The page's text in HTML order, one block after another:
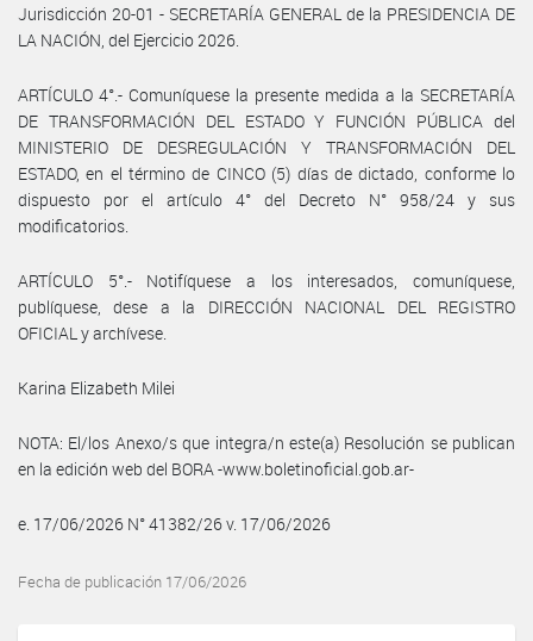
Jurisdicción 20-01 - SECRETARÍA GENERAL de la PRESIDENCIA DE
LA NACIÓN, del Ejercicio 2026.
ARTÍCULO 4°.- Comuníquese la presente medida a la SECRETARÍA
DE TRANSFORMACIÓN DEL ESTADO Y FUNCIÓN PÚBLICA del
MINISTERIO DE DESREGULACIÓN Y TRANSFORMACIÓN DEL
ESTADO, en el término de CINCO (5) días de dictado, conforme lo
dispuesto por el artículo 4° del Decreto N° 958/24 y sus
modificatorios.
ARTÍCULO 5°.- Notifíquese a los interesados, comuníquese,
publíquese, dese a la DIRECCIÓN NACIONAL DEL REGISTRO
OFICIAL y archívese.
Karina Elizabeth Milei
NOTA: El/los Anexo/s que integra/n este(a) Resolución se publican
en la edición web del BORA -www.boletinoficial.gob.ar-
e. 17/06/2026 N° 41382/26 v. 17/06/2026
Fecha de publicación 17/06/2026